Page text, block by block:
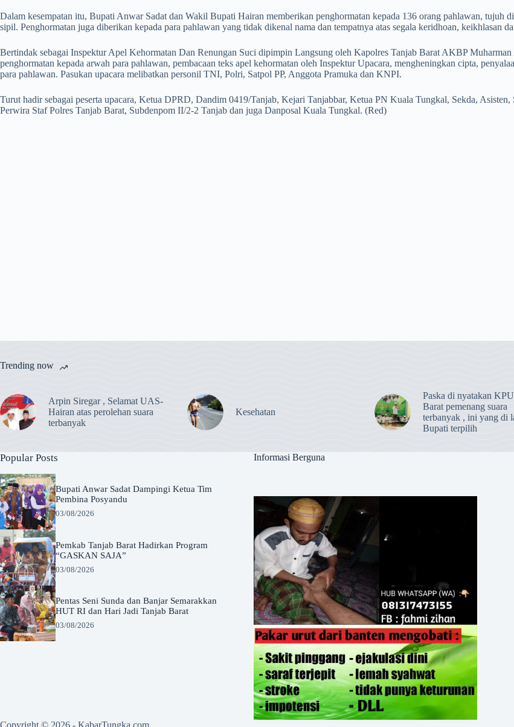
Dalam kesempatan itu, Bupati Anwar Sadat dan Wakil Bupati Hairan memberikan penghormatan kepada 136 orang pahlawan, tujuh
sipil. Penghormatan juga diberikan kepada para pahlawan yang tidak dikenal nama dan tempatnya atas segala keridhoan, keikhlasan
Bertindak sebagai Inspektur Apel Kehormatan Dan Renungan Suci dipimpin Langsung oleh Kapolres Tanjab Barat AKBP
penghormatan kepada arwah para pahlawan, pembacaan teks apel kehormatan oleh Inspektur Upacara, mengheningkan cipta,
para pahlawan. Pasukan upacara melibatkan personil TNI, Polri, Satpol PP, Anggota Pramuka dan KNPI.
Turut hadir sebagai peserta upacara, Ketua DPRD, Dandim 0419/Tanjab, Kejari Tanjabbar, Ketua PN Kuala Tungkal, Sekda,
Perwira Staf Polres Tanjab Barat, Subdenpom II/2-2 Tanjab dan juga Danposal Kuala Tungkal. (Red)
Trending now
Arpin Siregar , Selamat UAS-
Hairan atas perolehan suara
terbanyak
Kesehatan
Paska di nyatakan
Barat pemenang suara
terbanyak , ini yang di
Bupati terpilih
Popular Posts
Bupati Anwar Sadat Dampingi Ketua Tim
Pembina Posyandu
03/08/2026
Pemkab Tanjab Barat Hadirkan Program
“GASKAN SAJA”
03/08/2026
Pentas Seni Sunda dan Banjar Semarakkan
HUT RI dan Hari Jadi Tanjab Barat
03/08/2026
Informasi Berguna